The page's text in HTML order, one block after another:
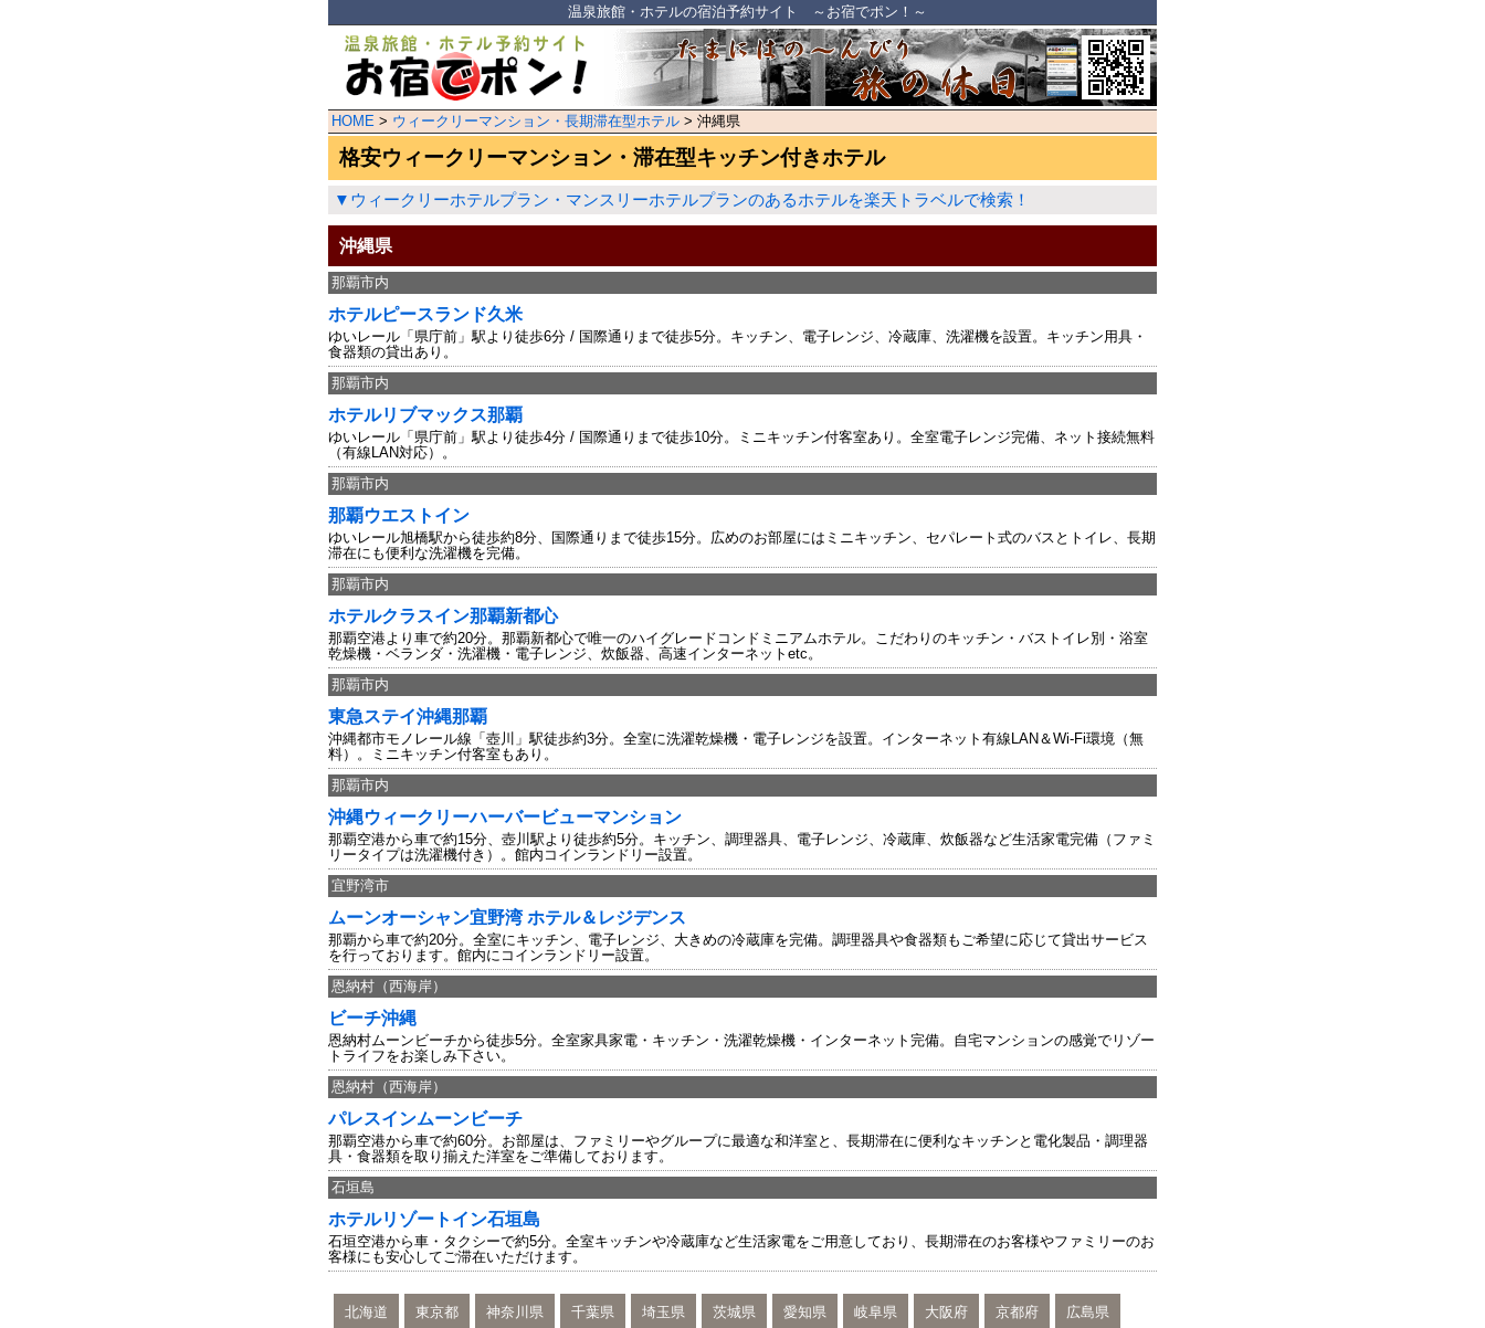
温泉旅館・ホテルの宿泊予約サイト ～お宿でポン！～
HOME > ウィークリーマンション・長期滞在型ホテル > 沖縄県
格安ウィークリーマンション・滞在型キッチン付きホテル
▼ウィークリーホテルプラン・マンスリーホテルプランのあるホテルを楽天トラベルで検索！
沖縄県
那覇市内
ホテルピースランド久米
ゆいレール「県庁前」駅より徒歩6分 / 国際通りまで徒歩5分。キッチン、電子レンジ、冷蔵庫、洗濯機を設置。キッチン用具・
食器類の貸出あり。
那覇市内
ホテルリブマックス那覇
ゆいレール「県庁前」駅より徒歩4分 / 国際通りまで徒歩10分。ミニキッチン付客室あり。全室電子レンジ完備、ネット接続無料
（有線LAN対応）。
那覇市内
那覇ウエストイン
ゆいレール旭橋駅から徒歩約8分、国際通りまで徒歩15分。広めのお部屋にはミニキッチン、セパレート式のバスとトイレ、長期
滞在にも便利な洗濯機を完備。
那覇市内
ホテルクラスイン那覇新都心
那覇空港より車で約20分。那覇新都心で唯一のハイグレードコンドミニアムホテル。こだわりのキッチン・バストイレ別・浴室
乾燥機・ベランダ・洗濯機・電子レンジ、炊飯器、高速インターネットetc。
那覇市内
東急ステイ沖縄那覇
沖縄都市モノレール線「壺川」駅徒歩約3分。全室に洗濯乾燥機・電子レンジを設置。インターネット有線LAN＆Wi-Fi環境（無
料）。ミニキッチン付客室もあり。
那覇市内
沖縄ウィークリーハーバービューマンション
那覇空港から車で約15分、壺川駅より徒歩約5分。キッチン、調理器具、電子レンジ、冷蔵庫、炊飯器など生活家電完備（ファミ
リータイプは洗濯機付き）。館内コインランドリー設置。
宜野湾市
ムーンオーシャン宜野湾 ホテル＆レジデンス
那覇から車で約20分。全室にキッチン、電子レンジ、大きめの冷蔵庫を完備。調理器具や食器類もご希望に応じて貸出サービス
を行っております。館内にコインランドリー設置。
恩納村（西海岸）
ビーチ沖縄
恩納村ムーンビーチから徒歩5分。全室家具家電・キッチン・洗濯乾燥機・インターネット完備。自宅マンションの感覚でリゾー
トライフをお楽しみ下さい。
恩納村（西海岸）
パレスインムーンビーチ
那覇空港から車で約60分。お部屋は、ファミリーやグループに最適な和洋室と、長期滞在に便利なキッチンと電化製品・調理器
具・食器類を取り揃えた洋室をご準備しております。
石垣島
ホテルリゾートイン石垣島
石垣空港から車・タクシーで約5分。全室キッチンや冷蔵庫など生活家電をご用意しており、長期滞在のお客様やファミリーのお
客様にも安心してご滞在いただけます。
北海道 東京都 神奈川県 千葉県 埼玉県 茨城県 愛知県 岐阜県 大阪府 京都府 広島県